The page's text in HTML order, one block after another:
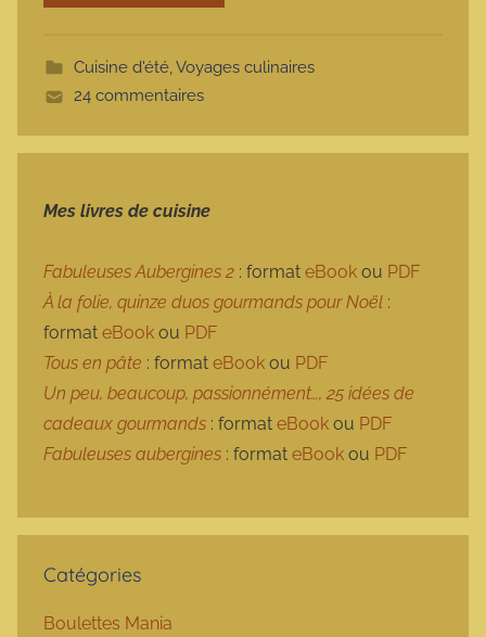
t
e
Cuisine d'été,Voyages culinaires
24 commentaires
Mes livres de cuisine
Fabuleuses Aubergines 2 : format eBook ou PDF
À la folie, quinze duos gourmands pour Noël :
format eBook ou PDF
Tous en pâte : format eBook ou PDF
Un peu, beaucoup, passionnément…, 25 idées de
cadeaux gourmands : format eBook ou PDF
Fabuleuses aubergines : format eBook ou PDF
Catégories
Boulettes Mania